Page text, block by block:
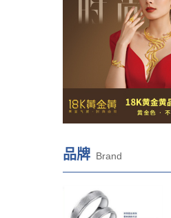
品牌 Brand